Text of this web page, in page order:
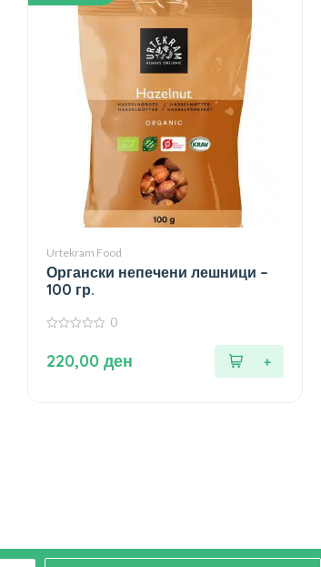
Urtekram Food
Органски непечени лешници –
100 гр.
5
0
220,00 ден